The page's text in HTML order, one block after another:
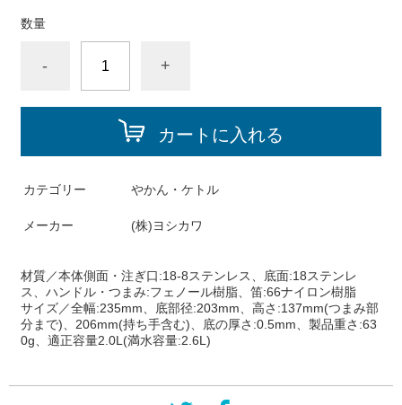
数量
- +
カートに入れる
カテゴリー やかん・ケトル
メーカー (株)ヨシカワ
材質／本体側面・注ぎ口:18-8ステンレス、底面:18ステンレ
ス、ハンドル・つまみ:フェノール樹脂、笛:66ナイロン樹脂
サイズ／全幅:235mm、底部径:203mm、高さ:137mm(つまみ部
分まで)、206mm(持ち手含む)、底の厚さ:0.5mm、製品重さ:63
0g、適正容量2.0L(満水容量:2.6L)